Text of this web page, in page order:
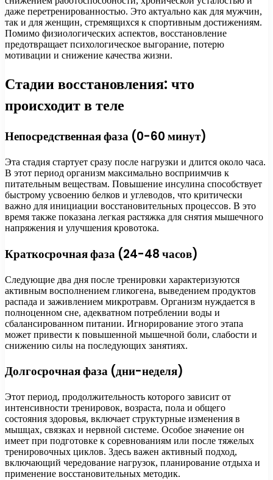
даже перетренированностью. Это актуально как для мужчин,
так и для женщин, стремящихся к спортивным достижениям.
Помимо физиологических аспектов, восстановление
предотвращает психологическое выгорание, потерю
мотивации и снижение качества жизни.
Стадии восстановления: что
происходит в теле
Непосредственная фаза (0-60 минут)
Эта стадия стартует сразу после нагрузки и длится около часа.
В этот период организм максимально восприимчив к
питательным веществам. Повышение инсулина способствует
быстрому усвоению белков и углеводов, что критически
важно для инициации восстановительных процессов. В это
время также показана легкая растяжка для снятия мышечного
напряжения и улучшения кровотока.
Краткосрочная фаза (24-48 часов)
Следующие два дня после тренировки характеризуются
активным восполнением гликогена, выведением продуктов
распада и заживлением микротравм. Организм нуждается в
полноценном сне, адекватном потреблении воды и
сбалансированном питании. Игнорирование этого этапа
может привести к повышенной мышечной боли, слабости и
снижению силы на последующих занятиях.
Долгосрочная фаза (дни-неделя)
Этот период, продолжительность которого зависит от
интенсивности тренировок, возраста, пола и общего
состояния здоровья, включает структурные изменения в
мышцах, связках и нервной системе. Особое значение он
имеет при подготовке к соревнованиям или после тяжелых
тренировочных циклов. Здесь важен активный подход,
включающий чередование нагрузок, планирование отдыха и
применение восстановительных методик.